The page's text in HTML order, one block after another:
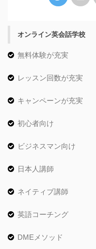
オンライン英会話学校
無料体験が充実
レッスン回数が充実
キャンペーンが充実
初心者向け
ビジネスマン向け
日本人講師
ネイティブ講師
英語コーチング
DMEメソッド